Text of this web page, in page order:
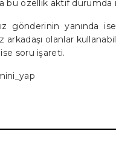
bu özellik aktif durumda
gönderinin
arkadaşı olanlar
soru işareti.